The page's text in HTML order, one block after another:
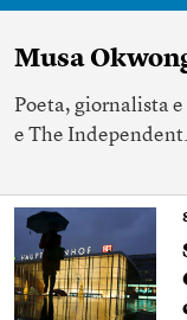
Musa
Poeta, giornalista
e The Independent.